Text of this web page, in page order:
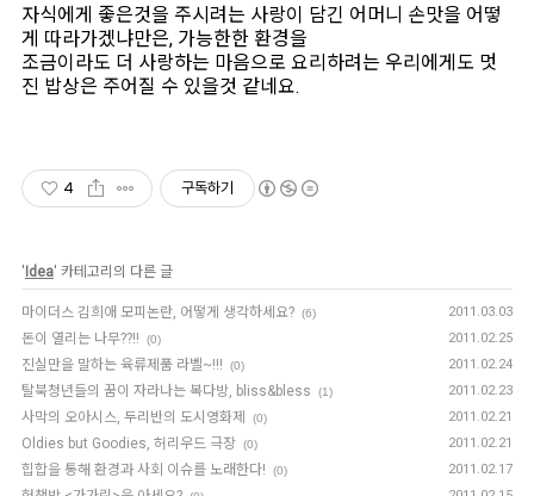
자식에게 좋은것을 주시려는 사랑이 담긴 어머니 손맛을 어떻
게 따라가겠냐만은, 가능한한 환경을
조금이라도 더 사랑하는 마음으로 요리하려는 우리에게도 멋
진 밥상은 주어질 수 있을것 같네요.
4 구독하기
'Idea' 카테고리의 다른 글
마이더스 김희애 모피논란, 어떻게 생각하세요? (6) 2011.03.03
돈이 열리는 나무??!! (0) 2011.02.25
진실만을 말하는 육류제품 라벨~!!! (0) 2011.02.24
탈북청년들의 꿈이 자라나는 복다방, bliss&bless (1) 2011.02.23
사막의 오아시스, 두리반의 도시영화제 (0) 2011.02.21
Oldies but Goodies, 허리우드 극장 (0) 2011.02.21
힙합을 통해 환경과 사회 이슈를 노래한다! (0) 2011.02.17